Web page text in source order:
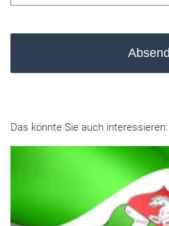
Das könnte Sie auch interessieren: